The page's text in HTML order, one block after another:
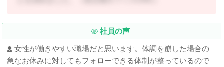
社員の声
女性が働きやすい職場だと思います。体調を崩した場合の
急なお休みに対してもフォローできる体制が整っているので